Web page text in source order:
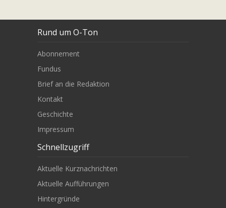
Rund um O-Ton
Abonnement
Fundus
Brief an die Redaktion
Kontakt
Geschichte
Impressum
Schnellzugriff
Aktuelle Kurznachrichten
Aktuelle Aufführungen
Hintergründe